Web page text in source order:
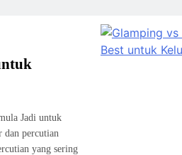
Jadi untuk
dan percutian
yang sering